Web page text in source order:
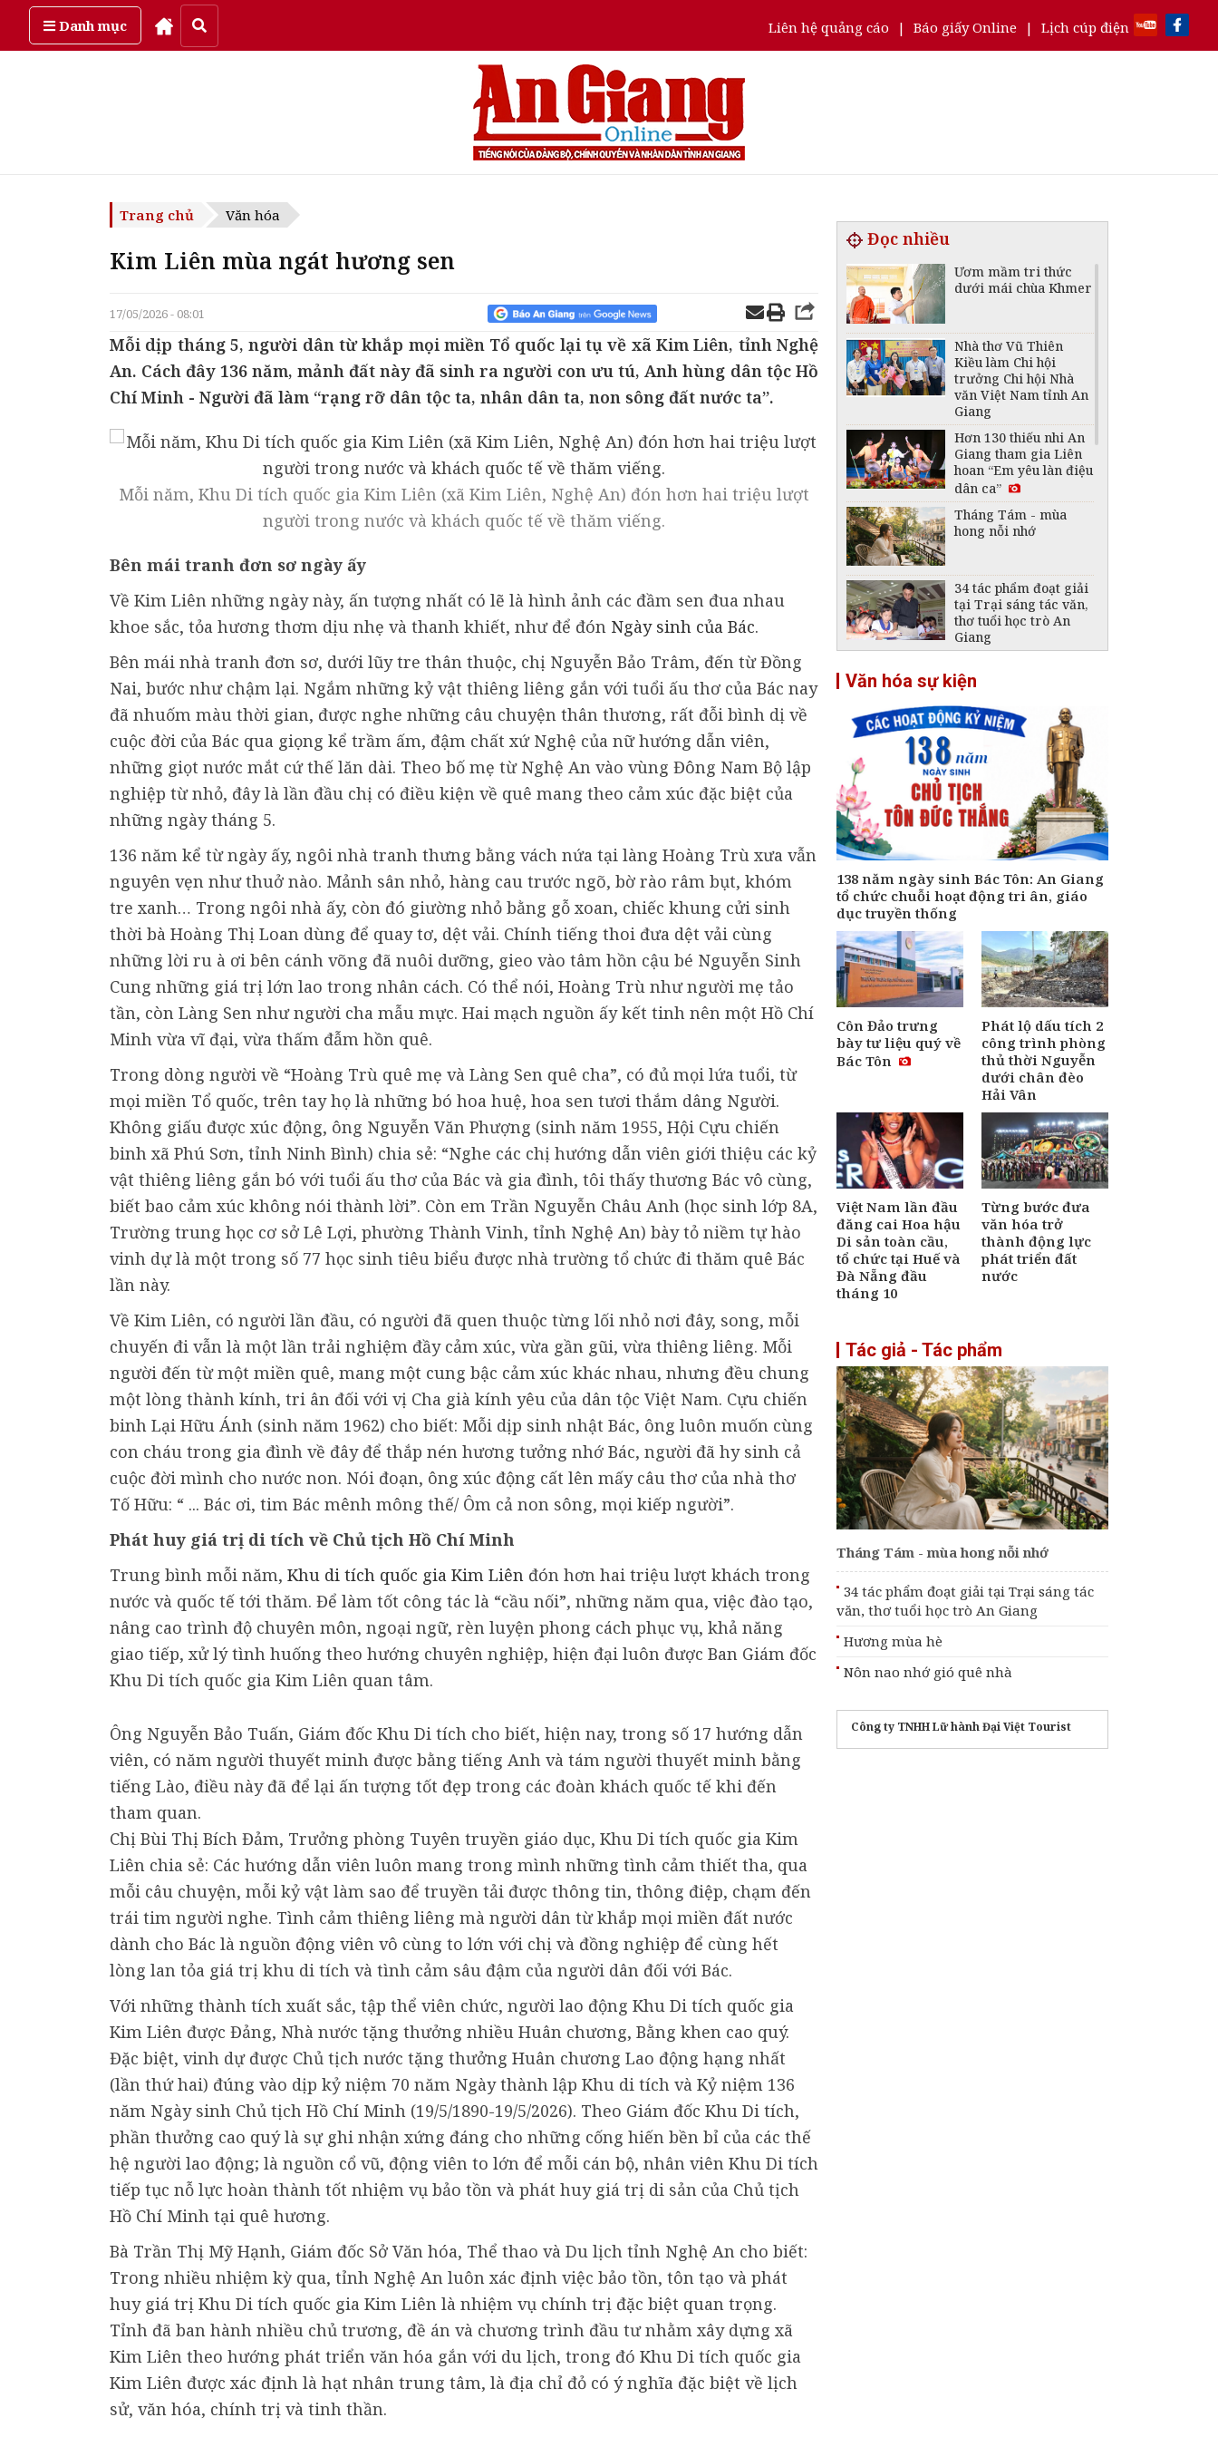
Danh mục Liên hệ quảng cáo | Báo giấy Online | Lịch cúp điện
Thứ sáu, ngày 7/08/2026
Trang chủ Văn hóa
Kim Liên mùa ngát hương sen
17/05/2026 - 08:01
Mỗi dịp tháng 5, người dân từ khắp mọi miền Tổ quốc lại tụ về xã Kim Liên, tỉnh Nghệ
An. Cách đây 136 năm, mảnh đất này đã sinh ra người con ưu tú, Anh hùng dân tộc Hồ
Chí Minh - Người đã làm “rạng rỡ dân tộc ta, nhân dân ta, non sông đất nước ta”.
Mỗi năm, Khu Di tích quốc gia Kim Liên (xã Kim Liên, Nghệ An) đón hơn hai triệu lượt
người trong nước và khách quốc tế về thăm viếng.
Bên mái tranh đơn sơ ngày ấy
Về Kim Liên những ngày này, ấn tượng nhất có lẽ là hình ảnh các đầm sen đua nhau
khoe sắc, tỏa hương thơm dịu nhẹ và thanh khiết, như để đón Ngày sinh của Bác.
Bên mái nhà tranh đơn sơ, dưới lũy tre thân thuộc, chị Nguyễn Bảo Trâm, đến từ Đồng
Nai, bước như chậm lại. Ngắm những kỷ vật thiêng liêng gắn với tuổi ấu thơ của Bác nay
đã nhuốm màu thời gian, được nghe những câu chuyện thân thương, rất đỗi bình dị về
cuộc đời của Bác qua giọng kể trầm ấm, đậm chất xứ Nghệ của nữ hướng dẫn viên,
những giọt nước mắt cứ thế lăn dài. Theo bố mẹ từ Nghệ An vào vùng Đông Nam Bộ lập
nghiệp từ nhỏ, đây là lần đầu chị có điều kiện về quê mang theo cảm xúc đặc biệt của
những ngày tháng 5.
136 năm kể từ ngày ấy, ngôi nhà tranh thưng bằng vách nứa tại làng Hoàng Trù xưa vẫn
nguyên vẹn như thuở nào. Mảnh sân nhỏ, hàng cau trước ngõ, bờ rào râm bụt, khóm
tre xanh… Trong ngôi nhà ấy, còn đó giường nhỏ bằng gỗ xoan, chiếc khung cửi sinh
thời bà Hoàng Thị Loan dùng để quay tơ, dệt vải. Chính tiếng thoi đưa dệt vải cùng
những lời ru à ơi bên cánh võng đã nuôi dưỡng, gieo vào tâm hồn cậu bé Nguyễn Sinh
Cung những giá trị lớn lao trong nhân cách. Có thể nói, Hoàng Trù như người mẹ tảo
tần, còn Làng Sen như người cha mẫu mực. Hai mạch nguồn ấy kết tinh nên một Hồ Chí
Minh vừa vĩ đại, vừa thấm đẫm hồn quê.
Trong dòng người về “Hoàng Trù quê mẹ và Làng Sen quê cha”, có đủ mọi lứa tuổi, từ
mọi miền Tổ quốc, trên tay họ là những bó hoa huệ, hoa sen tươi thắm dâng Người.
Không giấu được xúc động, ông Nguyễn Văn Phượng (sinh năm 1955, Hội Cựu chiến
binh xã Phú Sơn, tỉnh Ninh Bình) chia sẻ: “Nghe các chị hướng dẫn viên giới thiệu các kỷ
vật thiêng liêng gắn bó với tuổi ấu thơ của Bác và gia đình, tôi thấy thương Bác vô cùng,
biết bao cảm xúc không nói thành lời”. Còn em Trần Nguyễn Châu Anh (học sinh lớp 8A,
Trường trung học cơ sở Lê Lợi, phường Thành Vinh, tỉnh Nghệ An) bày tỏ niềm tự hào
vinh dự là một trong số 77 học sinh tiêu biểu được nhà trường tổ chức đi thăm quê Bác
lần này.
Về Kim Liên, có người lần đầu, có người đã quen thuộc từng lối nhỏ nơi đây, song, mỗi
chuyến đi vẫn là một lần trải nghiệm đầy cảm xúc, vừa gần gũi, vừa thiêng liêng. Mỗi
người đến từ một miền quê, mang một cung bậc cảm xúc khác nhau, nhưng đều chung
một lòng thành kính, tri ân đối với vị Cha già kính yêu của dân tộc Việt Nam. Cựu chiến
binh Lại Hữu Ánh (sinh năm 1962) cho biết: Mỗi dịp sinh nhật Bác, ông luôn muốn cùng
con cháu trong gia đình về đây để thắp nén hương tưởng nhớ Bác, người đã hy sinh cả
cuộc đời mình cho nước non. Nói đoạn, ông xúc động cất lên mấy câu thơ của nhà thơ
Tố Hữu: “ ... Bác ơi, tim Bác mênh mông thế/ Ôm cả non sông, mọi kiếp người”.
Phát huy giá trị di tích về Chủ tịch Hồ Chí Minh
Trung bình mỗi năm, Khu di tích quốc gia Kim Liên đón hơn hai triệu lượt khách trong
nước và quốc tế tới thăm. Để làm tốt công tác là “cầu nối”, những năm qua, việc đào tạo,
nâng cao trình độ chuyên môn, ngoại ngữ, rèn luyện phong cách phục vụ, khả năng
giao tiếp, xử lý tình huống theo hướng chuyên nghiệp, hiện đại luôn được Ban Giám đốc
Khu Di tích quốc gia Kim Liên quan tâm.
Ông Nguyễn Bảo Tuấn, Giám đốc Khu Di tích cho biết, hiện nay, trong số 17 hướng dẫn
viên, có năm người thuyết minh được bằng tiếng Anh và tám người thuyết minh bằng
tiếng Lào, điều này đã để lại ấn tượng tốt đẹp trong các đoàn khách quốc tế khi đến
tham quan.
Chị Bùi Thị Bích Đảm, Trưởng phòng Tuyên truyền giáo dục, Khu Di tích quốc gia Kim
Liên chia sẻ: Các hướng dẫn viên luôn mang trong mình những tình cảm thiết tha, qua
mỗi câu chuyện, mỗi kỷ vật làm sao để truyền tải được thông tin, thông điệp, chạm đến
trái tim người nghe. Tình cảm thiêng liêng mà người dân từ khắp mọi miền đất nước
dành cho Bác là nguồn động viên vô cùng to lớn với chị và đồng nghiệp để cùng hết
lòng lan tỏa giá trị khu di tích và tình cảm sâu đậm của người dân đối với Bác.
Với những thành tích xuất sắc, tập thể viên chức, người lao động Khu Di tích quốc gia
Kim Liên được Đảng, Nhà nước tặng thưởng nhiều Huân chương, Bằng khen cao quý.
Đặc biệt, vinh dự được Chủ tịch nước tặng thưởng Huân chương Lao động hạng nhất
(lần thứ hai) đúng vào dịp kỷ niệm 70 năm Ngày thành lập Khu di tích và Kỷ niệm 136
năm Ngày sinh Chủ tịch Hồ Chí Minh (19/5/1890-19/5/2026). Theo Giám đốc Khu Di tích,
phần thưởng cao quý là sự ghi nhận xứng đáng cho những cống hiến bền bỉ của các thế
hệ người lao động; là nguồn cổ vũ, động viên to lớn để mỗi cán bộ, nhân viên Khu Di tích
tiếp tục nỗ lực hoàn thành tốt nhiệm vụ bảo tồn và phát huy giá trị di sản của Chủ tịch
Hồ Chí Minh tại quê hương.
Bà Trần Thị Mỹ Hạnh, Giám đốc Sở Văn hóa, Thể thao và Du lịch tỉnh Nghệ An cho biết:
Trong nhiều nhiệm kỳ qua, tỉnh Nghệ An luôn xác định việc bảo tồn, tôn tạo và phát
huy giá trị Khu Di tích quốc gia Kim Liên là nhiệm vụ chính trị đặc biệt quan trọng.
Tỉnh đã ban hành nhiều chủ trương, đề án và chương trình đầu tư nhằm xây dựng xã
Kim Liên theo hướng phát triển văn hóa gắn với du lịch, trong đó Khu Di tích quốc gia
Kim Liên được xác định là hạt nhân trung tâm, là địa chỉ đỏ có ý nghĩa đặc biệt về lịch
sử, văn hóa, chính trị và tinh thần.
Đọc nhiều
Ươm mầm tri thức
dưới mái chùa Khmer
Nhà thơ Vũ Thiên
Kiều làm Chi hội
trưởng Chi hội Nhà
văn Việt Nam tỉnh An
Giang
Hơn 130 thiếu nhi An
Giang tham gia Liên
hoan “Em yêu làn điệu
dân ca”
Tháng Tám - mùa
hong nỗi nhớ
34 tác phẩm đoạt giải
tại Trại sáng tác văn,
thơ tuổi học trò An
Giang
công trình phòng thủ
thời Nguyễn dưới
chân đèo Hải Vân
Tháp Nhạn Đắk Lắk -
Tháp cổ cất giữ nền
văn hóa Chăm đặc sắc
Từng bước đưa văn
hóa trở thành động
lực phát triển đất
Áp dụng Nghị định
287 về tiền bản quyền
từ ngày 1/9, có gì
mới?
Việt Nam lần đầu
đăng cai Hoa hậu Di
sản toàn cầu, tổ chức
tại Huế và Đà Nẵng
đầu tháng 10
Văn hóa sự kiện
138 năm ngày sinh Bác Tôn: An Giang
tổ chức chuỗi hoạt động tri ân, giáo
dục truyền thống
Côn Đảo trưng
bày tư liệu quý về
Bác Tôn
Phát lộ dấu tích 2
công trình phòng
thủ thời Nguyễn
dưới chân đèo
Hải Vân
Việt Nam lần đầu
đăng cai Hoa hậu
Di sản toàn cầu,
tổ chức tại Huế và
Đà Nẵng đầu
tháng 10
Từng bước đưa
văn hóa trở
thành động lực
phát triển đất
nước
Tác giả - Tác phẩm
Tháng Tám - mùa hong nỗi nhớ
34 tác phẩm đoạt giải tại Trại sáng tác
văn, thơ tuổi học trò An Giang
Hương mùa hè
Nôn nao nhớ gió quê nhà
Công ty TNHH Lữ hành Đại Việt Tourist